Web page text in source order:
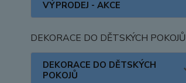
VÝPRODEJ - AKCE
DEKORACE DO DĚTSKÝCH POKOJŮ
DEKORACE DO DĚTSKÝCH
POKOJŮ